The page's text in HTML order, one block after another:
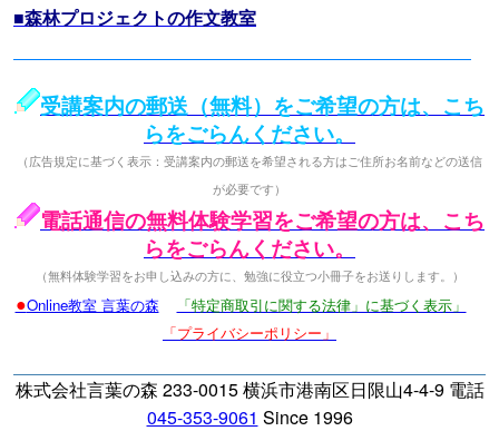
■森林プロジェクトの作文教室
受講案内の郵送（無料）をご希望の方は、こち
らをごらんください。
（広告規定に基づく表示：受講案内の郵送を希望される方はご住所お名前などの送信
が必要です）
電話通信の無料体験学習をご希望の方は、こち
らをごらんください。
（無料体験学習をお申し込みの方に、勉強に役立つ小冊子をお送りします。）
●Online教室 言葉の森
「特定商取引に関する法律」に基づく表示」
「プライバシーポリシー」
株式会社言葉の森 233-0015 横浜市港南区日限山4-4-9 電話
045-353-9061 Since 1996